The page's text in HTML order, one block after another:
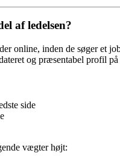
af ledelsen?
online, inden de søger et
og præsentabel profil på
side
vægter højt: